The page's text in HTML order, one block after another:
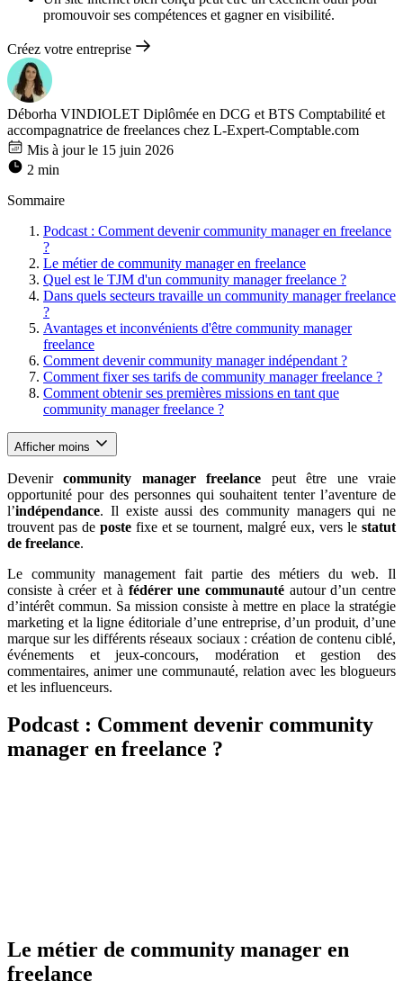
promouvoir ses compétences et gagner en visibilité.
Créez votre entreprise
Déborha VINDIOLET Diplômée en DCG et BTS Comptabilité et
accompagnatrice de freelances chez L-Expert-Comptable.com
Mis à jour le 15 juin 2026
2 min
Sommaire
Podcast : Comment devenir community manager en freelance
?
Le métier de community manager en freelance
Quel est le TJM d'un community manager freelance ?
Dans quels secteurs travaille un community manager freelance
?
Avantages et inconvénients d'être community manager
freelance
Comment devenir community manager indépendant ?
Comment fixer ses tarifs de community manager freelance ?
Comment obtenir ses premières missions en tant que
community manager freelance ?
Afficher moins
Devenircommunity manager freelance peut être une vraie
opportunité pour des personnes qui souhaitent tenter l’aventure de
l’indépendance. Il existe aussi des community managers qui ne
trouvent pas de poste fixe et se tournent, malgré eux, vers le statut
de freelance.
Le community management fait partie des métiers du web. Il
consiste à créer et à fédérer une communauté autour d’un centre
d’intérêt commun. Sa mission consiste à mettre en place la stratégie
marketing et la ligne éditoriale d’une entreprise, d’un produit, d’une
marque sur les différents réseaux sociaux : création de contenu ciblé,
événements et jeux-concours, modération et gestion des
commentaires, animer une communauté, relation avec les blogueurs
et les influenceurs.
Podcast : Comment devenir community
manager en freelance ?
Le métier de community manager en
freelance